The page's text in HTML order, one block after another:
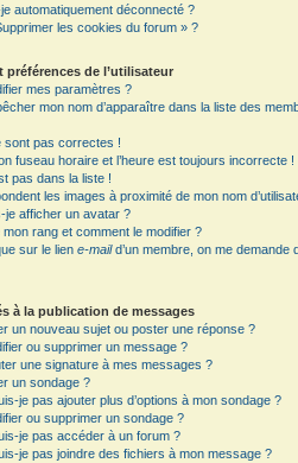
automatiquement déconnecté ?
les cookies du forum » ?
préférences de l’utilisateur
mes paramètres ?
mon nom d’apparaître dans la liste des
sont pas correctes !
fuseau horaire et l’heure est toujours incorrecte !
pas dans la liste !
les images à proximité de mon nom
je afficher un avatar ?
mon rang et comment le modifier ?
sur le lien e-maild’un membre, on me demande
à la publication de messages
un nouveau sujet ou poster une réponse ?
ou supprimer un message ?
une signature à mes messages ?
un sondage ?
je pas ajouter plus d’options à mon sondage ?
ou supprimer un sondage ?
je pas accéder à un forum ?
je pas joindre des fichiers à mon message ?